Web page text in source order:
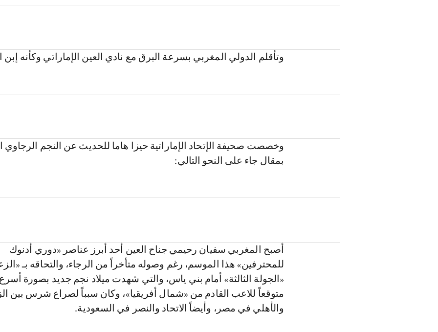
وتأقلم الدولي المغربي بسرعة البرق مع نادي العين الإماراتي وكأنه إبن
وخصصت صحيفة الإتحاد الإماراتية حيزا هاما للحديث عن النجم الرجاوي
بمقال جاء على النحو التالي:
أصبح المغربي سفيان رحيمي جناح العين أحد أبرز عناصر «دوري أدنوك
للمحترفين» هذا الموسم، رغم وصوله متأخراً من الرجاء، والتحاقه بـ
«الجولة الثالثة» أمام بني ياس، والتي شهدت ميلاد نجم جديد بصورة
متوقعاً للاعب القادم من «شمال أفريقيا»، وكان سبباً لصراع شرس بين
والأهلي في مصر، وأيضاً الاتحاد والنصر في السعودية.